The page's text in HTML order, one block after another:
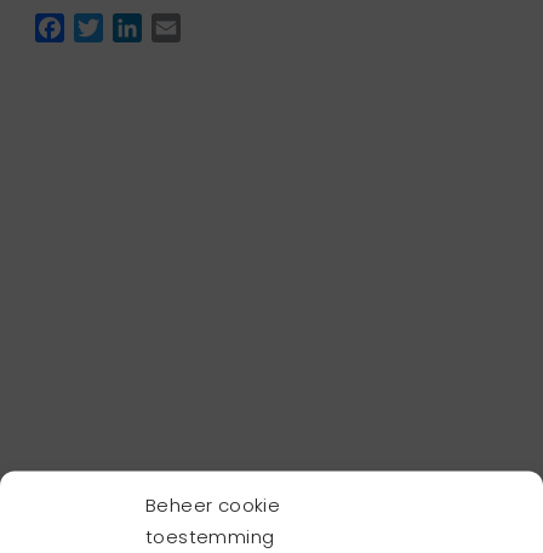
Beheer cookie
toestemming
Facebook
TwitterLinkedIn